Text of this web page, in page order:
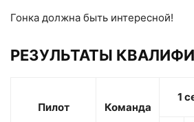
Гонка должна быть интересной!
РЕЗУЛЬТАТЫ
Пилот Команда
1